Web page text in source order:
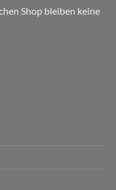
Shop bleiben keine